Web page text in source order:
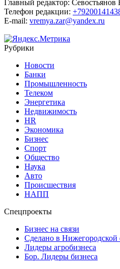
Главный редактор:
Телефон редакции:
E-mail: vremya.zar@yandex.ru
Рубрики
Новости
Банки
Промышленность
Телеком
Энергетика
Недвижимость
HR
Экономика
Бизнес
Спорт
Общество
Наука
Авто
Происшествия
НАПП
Спецпроекты
Бизнес на связи
Сделано в Нижегородской
Лидеры агробизнеса
Бор. Лидеры бизнеса